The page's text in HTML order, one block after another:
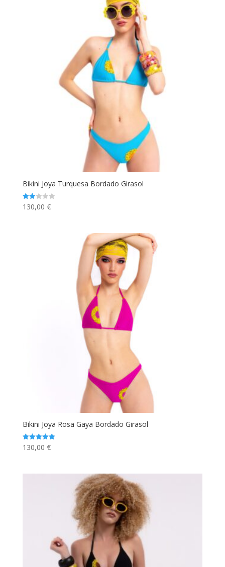
Bikini Joya Turquesa Bordado Girasol
Valorado
con
130,00 €
Bikini Joya Rosa Gaya Bordado Girasol
Valorado
con
130,00 €